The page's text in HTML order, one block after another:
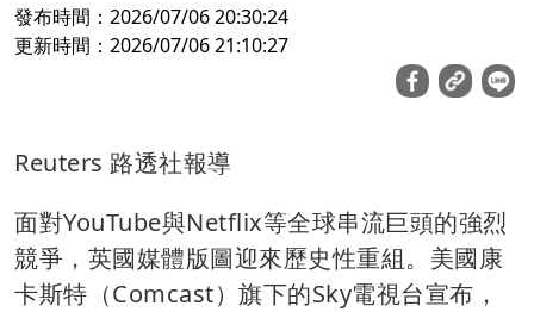
發布時間：2026/07/06 20:30:24
更新時間：2026/07/06 21:10:27
Reuters 路透社報導
面對YouTube與Netflix等全球串流巨頭的強烈
競爭，英國媒體版圖迎來歷史性重組。美國康
卡斯特（Comcast）旗下的Sky電視台宣布，